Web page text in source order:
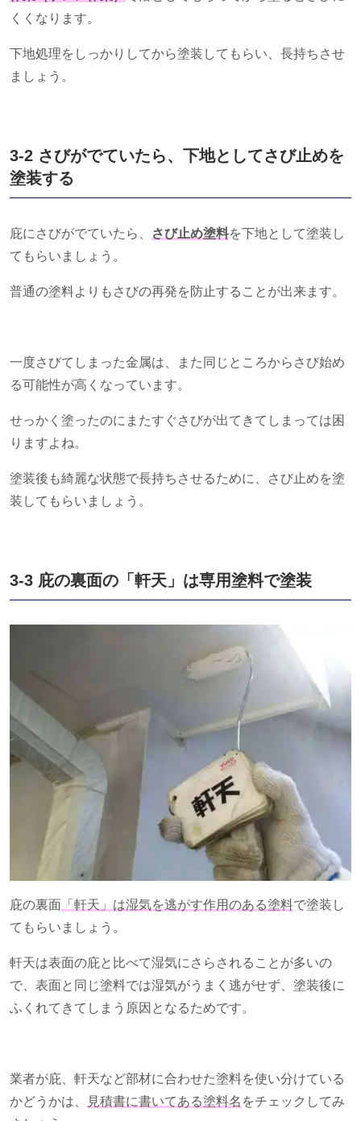
くくなります。
下地処理をしっかりしてから塗装してもらい、長持ちさせ
ましょう。
3-2 さびがでていたら、下地としてさび止めを
塗装する
庇にさびがでていたら、 さび止め塗料を下地として塗装し
てもらいましょう。
普通の塗料よりもさびの再発を防止することが出来ます。
一度さびてしまった金属は、また同じところからさび始め
る可能性が高くなっています。
せっかく塗ったのにまたすぐさびが出てきてしまっては困
りますよね。
塗装後も綺麗な状態で長持ちさせるために、さび止めを塗
装してもらいましょう。
3-3 庇の裏面の「軒天」は専用塗料で塗装
庇の裏面 「軒天」は湿気を逃がす作用のある塗料で塗装し
てもらいましょう。
軒天は表面の庇と比べて湿気にさらされることが多いの
で、表面と同じ塗料では湿気がうまく逃がせず、塗装後に
ふくれてきてしまう原因となるためです。
業者が庇、軒天など部材に合わせた塗料を使い分けている
かどうかは、
見積書に書いてある塗料名 をチェックしてみ